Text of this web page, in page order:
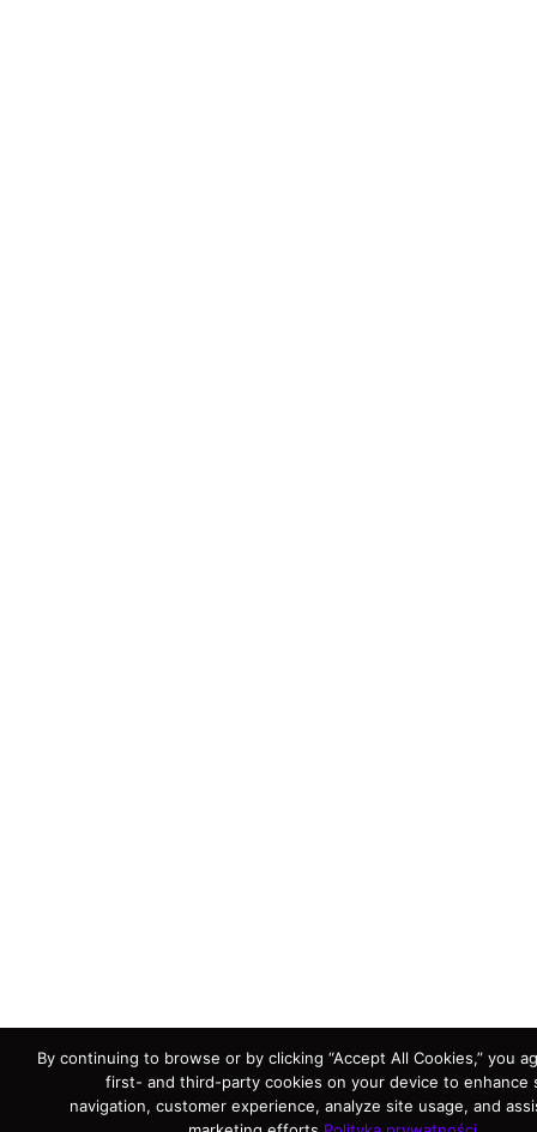
By continuing to browse or by clicking “Accept All Cookies,” you
first- and third-party cookies on your device to enhance
navigation, customer experience, analyze site usage, and